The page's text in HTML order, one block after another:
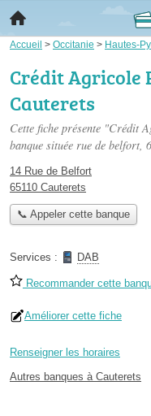
Accueil > Occitanie > Hautes-
Crédit Agricole
Cauterets
Cette fiche présente "Crédit
banque située rue de belfort,
14 Rue de Belfort
65110 Cauterets
📞 Appeler cette banque
Services : DAB
Recommander cette
Améliorer cette fiche
Renseigner les horaires
Autres banques à Cauterets